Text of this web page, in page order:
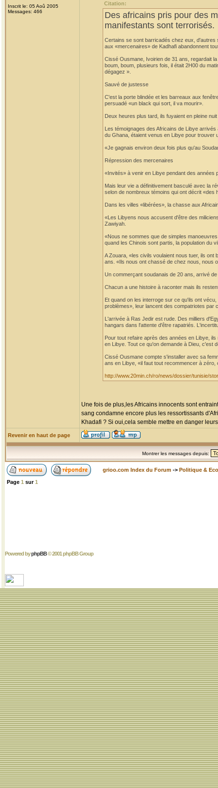
Inscrit le: 05 Aoû 2005
Messages: 466
Citation:
Des africains pris pour des
manifestants sont terrorisés.
Certains se sont barricadés chez eux,
aux «mercenaires» de Kadhafi abandonnent
Cissé Ousmane, Ivoirien de 31 ans, regardait
boum, boum, plusieurs fois, il était 2H00 du
dégagez ».
Sauvé de justesse
C'est la porte blindée et les barreaux aux
persuadé «un black qui sort, il va mourir».
Deux heures plus tard, ils fuyaient en pleine
Les témoignages des Africains de Libye
du Ghana, étaient venus en Libye pour trouver
«Je gagnais environ deux fois plus qu'au
Répression des mercenaires
«Invités» à venir en Libye pendant des années
Mais leur vie a définitivement basculé avec la
selon de nombreux témoins qui ont décrit
Dans les villes «libérées», la chasse aux
«Les Libyens nous accusent d'être des
Zawiyah.
«Nous ne sommes que de simples
quand les Chinois sont partis, la population du
A Zouara, «les civils voulaient nous tuer, ils ont
ans. «Ils nous ont chassé de chez nous, nous
Un commerçant soudanais de 20 ans, arrivé
Chacun a une histoire à raconter mais ils
Et quand on les interroge sur ce qu'ils ont
problèmes», leur lancent des compatriotes par
L'arrivée à Ras Jedir est rude. Des milliers
hangars dans l'attente d'être rapatriés.
Pour tout refaire après des années en Libye,
en Libye. Tout ce qu'on demande à Dieu, c'est
Cissé Ousmane compte s'installer avec sa
ans en Libye, «il faut tout recommencer à
http://www.20min.ch/ro/news/dossier/tunisie/
Une fois de plus,les Africains innocents sont
sang condamne encore plus les ressortissants
Khadafi ? Si oui,cela semble mettre en danger
Revenir en haut de page
Montrer les messages depuis:
grioo.com Index du Forum -> Politique &
Page 1 sur1
Powered byphpBB© 2001 phpBB Group